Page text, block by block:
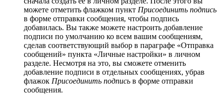
можете отметить флажком пункт Присоединить подпись
в форме отправки сообщения, чтобы подпись
добавилась. Вы также можете настроить добавление
подписи по умолчанию ко всем вашим сообщениям,
сделав соответствующий выбор в параграфе «Отправка
сообщений» пункта «Личные настройки» в личном
разделе. Несмотря на это, вы сможете отменить
добавление подписи в отдельных сообщениях, убрав
флажок Присоединить подпись в форме отправки
сообщения.